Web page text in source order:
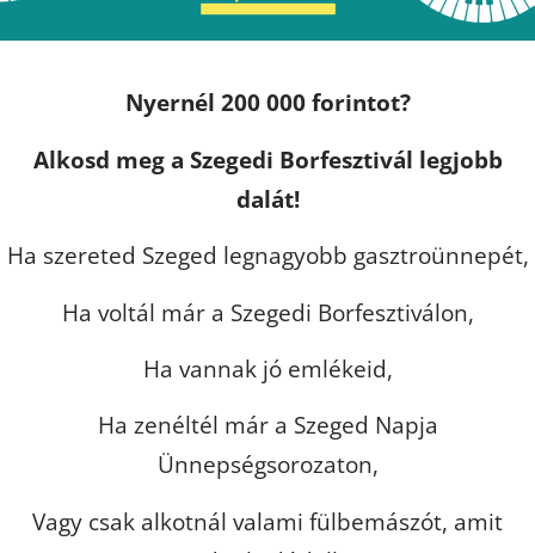
Nyernél 200 000 forintot?
Alkosd meg a Szegedi Borfesztivál legjobb
dalát!
Ha szereted Szeged legnagyobb gasztroünnepét,
Ha voltál már a Szegedi Borfesztiválon,
Ha vannak jó emlékeid,
Ha zenéltél már a Szeged Napja
Ünnepségsorozaton,
Vagy csak alkotnál valami fülbemászót, amit